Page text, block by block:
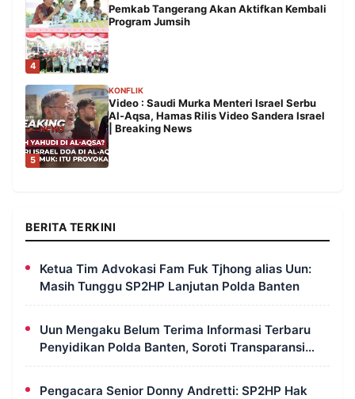
4
Pemkab Tangerang Akan Aktifkan Kembali
Program Jumsih
5
KONFLIK
Video : Saudi Murka Menteri Israel Serbu
Al-Aqsa, Hamas Rilis Video Sandera Israel
| Breaking News
BERITA TERKINI
Ketua Tim Advokasi Fam Fuk Tjhong alias Uun:
Masih Tunggu SP2HP Lanjutan Polda Banten
Uun Mengaku Belum Terima Informasi Terbaru
Penyidikan Polda Banten, Soroti Transparansi
Perkara
Pengacara Senior Donny Andretti: SP2HP Hak